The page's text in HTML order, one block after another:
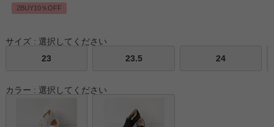
2BUY10％OFF
サイズ
選択してください
23
23.5 24
カラー 選択してください